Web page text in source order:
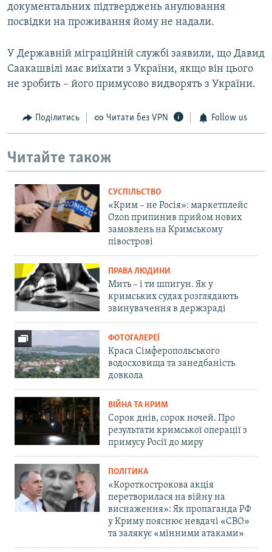
документальних підтверджень анулювання
посвідки на проживання йому не надали.
У Державній міграційній службі заявили, що Давид
Саакашвілі має виїхати з України, якщо він цього
не зробить – його примусово видворять з України.
Поділитись Читати без VPN Follow us
Читайте також
СУСПІЛЬСТВО
«Крим – не Росія»: маркетплейс
Ozon припинив прийом нових
замовлень на Кримському
півострові
ПРАВА ЛЮДИНИ
Мить – і ти шпигун. Як у
кримських судах розглядають
звинувачення в держзраді
ФОТОГАЛЕРЕЇ
Краса Сімферопольського
водосховища та занедбаність
довкола
ВІЙНА ТА КРИМ
Сорок днів, сорок ночей. Про
результати кримської операції з
примусу Росії до миру
ПОЛІТИКА
«Короткострокова акція
перетворилася на війну на
виснаження»: Як пропаганда РФ
у Криму пояснює невдачі «СВО»
та залякує «мінними атаками»